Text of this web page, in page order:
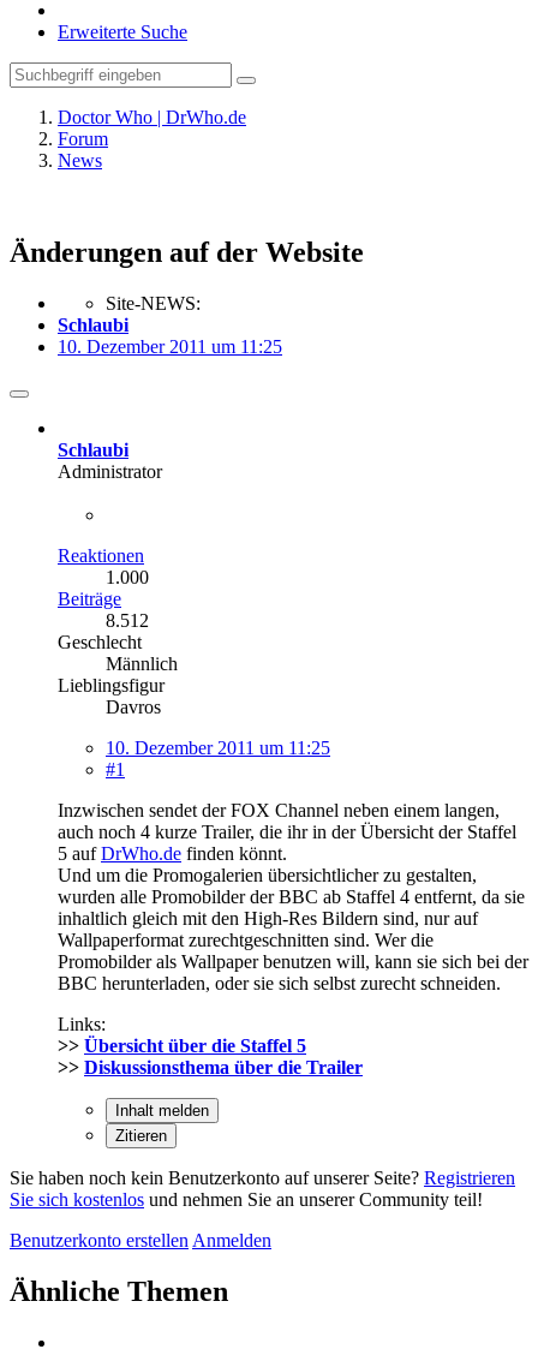
Erweiterte Suche
Doctor Who | DrWho.de
Forum
News
Änderungen auf der Website
Site-NEWS:
Schlaubi
10. Dezember 2011 um 11:25
Schlaubi
Administrator
Reaktionen
1.000
Beiträge
8.512
Geschlecht
Männlich
Lieblingsfigur
Davros
10. Dezember 2011 um 11:25
#1
Inzwischen sendet der FOX Channel neben einem langen,
auch noch 4 kurze Trailer, die ihr in der Übersicht der Staffel
5 aufDrWho.de finden könnt.
Und um die Promogalerien übersichtlicher zu gestalten,
wurden alle Promobilder der BBC ab Staffel 4 entfernt, da sie
inhaltlich gleich mit den High-Res Bildern sind, nur auf
Wallpaperformat zurechtgeschnitten sind. Wer die
Promobilder als Wallpaper benutzen will, kann sie sich bei der
BBC herunterladen, oder sie sich selbst zurecht schneiden.
Links:
>> Übersicht über die Staffel 5
>> Diskussionsthema über die Trailer
Inhalt melden
Zitieren
Sie haben noch kein Benutzerkonto auf unserer Seite? Registrieren
Sie sich kostenlos und nehmen Sie an unserer Community teil!
Benutzerkonto erstellen Anmelden
Ähnliche Themen